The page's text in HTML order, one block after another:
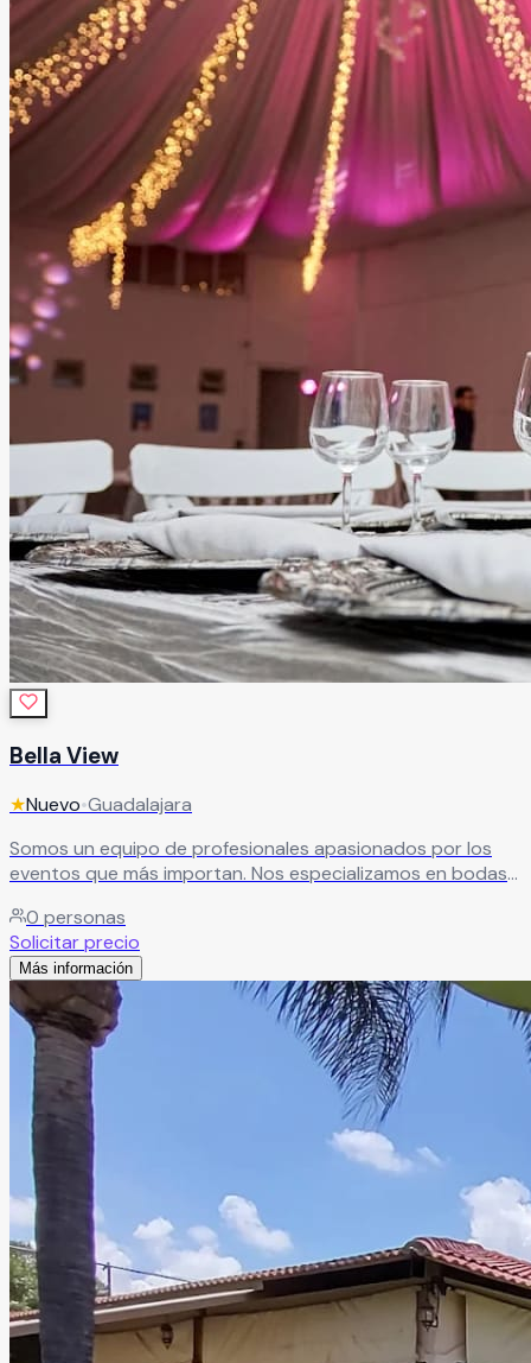
Bella View
★Nuevo•Guadalajara
Somos un equipo de profesionales apasionados por los
eventos que más importan. Nos especializamos en bodas
dedicación para que tu celebración sea exactamente
como la soñaste — o mejor.
0 personas
Solicitar precio
Más información